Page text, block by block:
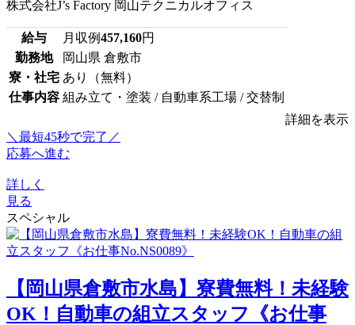
株式会社J’s Factory 岡山テクニカルオフィス
給与 月収例457,160円
勤務地
岡山県 倉敷市
寮・社宅 あり（無料）
仕事内容 組み立て・塗装 / 自動車系工場 / 交替制
詳細を表示
＼最短45秒で完了／
応募へ進む
詳しく
見る
スペシャル
【岡山県倉敷市水島】寮費無料！未経験
OK！自動車の組立スタッフ《お仕事